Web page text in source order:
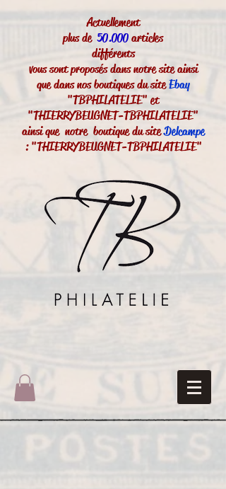
Actuellement
plus de50.000articles
différents
vous sont proposés dans notre site ainsi
que dans nos boutiques du siteEbay
"TBPHILATELIE" et
"THIERRYBEUGNET-TBPHILATELIE"
ainsi que notre boutique du siteDelcampe
: "THIERRYBEUGNET-TBPHILATELIE"